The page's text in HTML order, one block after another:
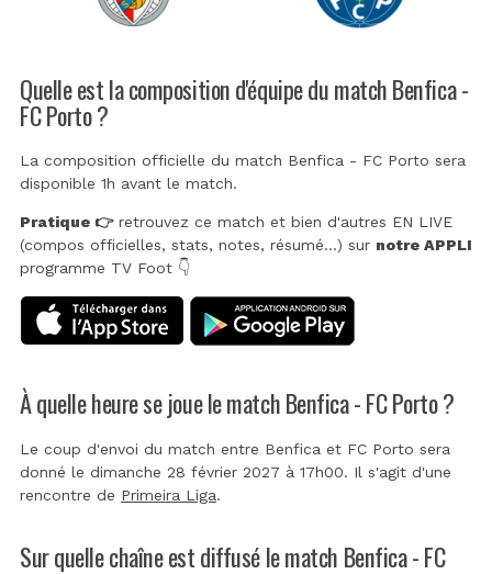
Quelle est la composition d'équipe du match Benfica -
FC Porto ?
La composition officielle du match Benfica - FC Porto sera
disponible 1h avant le match.
Pratique 👉retrouvez ce match et bien d'autres EN LIVE
(compos officielles, stats, notes, résumé...) sur notre APPLI
programme TV Foot 👇
À quelle heure se joue le match Benfica - FC Porto ?
Le coup d'envoi du match entre Benfica et FC Porto sera
donné le dimanche 28 février 2027 à 17h00. Il s'agit d'une
rencontre de Primeira Liga.
Sur quelle chaîne est diffusé le match Benfica - FC